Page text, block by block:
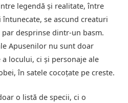
legendă și realitate, între
se ascund creaturi
desprinse dintr-un basm.
Apusenilor nu sunt doar
locului, ci și personaje ale
în satele cocoțate pe creste.
o listă de specii, ci o